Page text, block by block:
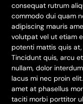
consequat rutrum
commodo dui quam
adipiscing mauris
volutpat vel ut etiam
potenti mattis quis
Tincidunt quis, arcu
nullam, dolor
lacus mi nec proin
amet at phasellus
taciti morbi porttitor